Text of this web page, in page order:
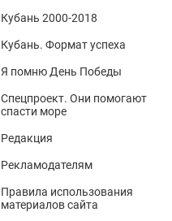
Кубань 2000-2018
Кубань. Формат успеха
Я помню День Победы
Спецпроект. Они помогают
спасти море
Редакция
Рекламодателям
Правила использования
материалов сайта